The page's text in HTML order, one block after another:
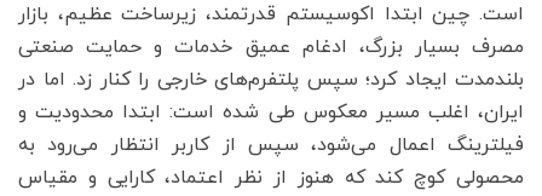
است. چین ابتدا اکوسیستم قدرتمند، زیرساخت عظیم، بازار
مصرف بسیار بزرگ، ادغام عمیق خدمات و حمایت صنعتی
بلندمدت ایجاد کرد؛ سپس پلتفرم‌های خارجی را کنار زد. اما در
ایران، اغلب مسیر معکوس طی شده است: ابتدا محدودیت و
فیلترینگ اعمال می‌شود، سپس از کاربر انتظار می‌رود به
محصولی کوچ کند که هنوز از نظر اعتماد، کارایی و مقیاس